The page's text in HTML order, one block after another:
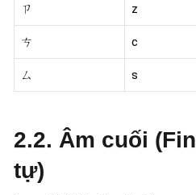
ㄗ z
ㄘ c
ㄙ s
2.2. Âm cuối
tự)